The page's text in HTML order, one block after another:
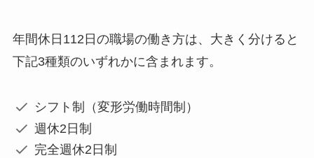
年間休日112日の職場の働き方は、大きく分けると
下記3種類のいずれかに含まれます。
シフト制（変形労働時間制）
週休2日制
完全週休2日制